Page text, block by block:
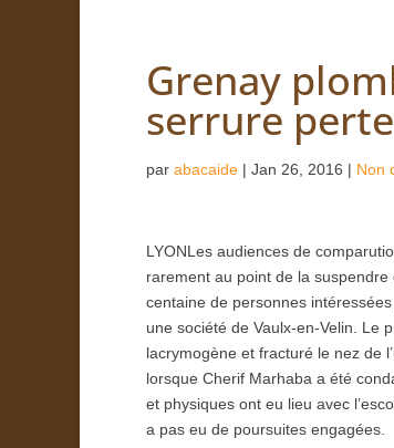
Grenay
serrure
par abacaide | Jan 26, 2016 | Non
LYONLes audiences de
rarement au point de la
centaine de personnes
une société de Vaulx-en-Velin. Le
lacrymogène et fracturé le nez de
lorsque Cherif Marhaba a été
et physiques ont eu lieu avec
a pas eu de poursuites engagées.